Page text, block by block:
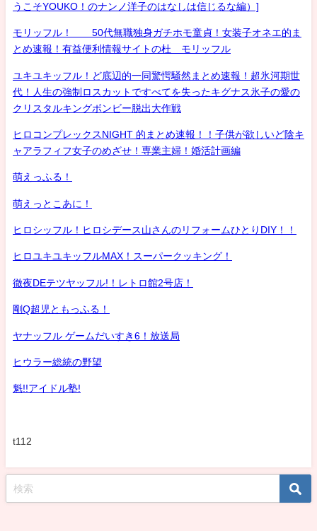
うこそYOUKO！のナンノ洋子のはなしは信じるな編）]
モリッフル！ 50代無職独身ガチホモ童貞！女装子オネエ的ま
とめ速報！有益便利情報サイトの杜 モリッフル
ユキユキッフル！ど底辺的一同驚愕騒然まとめ速報！超氷河期世
代！人生の強制ロスカットですべてを失ったキグナス氷子の愛の
クリスタルキングボンビー脱出大作戦
ヒロコンプレックスNIGHT 的まとめ速報！！子供が欲しいど陰キ
ャアラフィフ女子のめざせ！専業主婦！婚活計画編
萌えっふる！
萌えっとこあに！
ヒロシッフル！ヒロシデース山さんのリフォームひとりDIY！！
ヒロユキユキッフルMAX！スーパークッキング！
徹夜DEテツヤッフル!！レトロ館2号店！
剛Q超児ともっふる！
ヤナッフル ゲームだいすき6！放送局
ヒウラー総統の野望
魁!!アイドル塾!
t112